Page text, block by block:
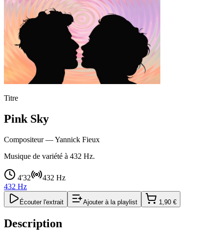
Titre
Pink Sky
Compositeur —Yannick Fieux
Musique de variété à 432 Hz.
4'32
432 Hz
432 Hz
Écouter l'extrait Ajouter à la playlist 1,90 €
Description